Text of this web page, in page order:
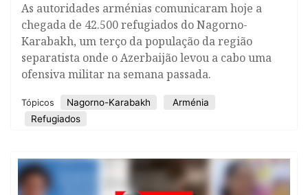
As autoridades arménias comunicaram hoje a
chegada de 42.500 refugiados do Nagorno-
Karabakh, um terço da população da região
separatista onde o Azerbaijão levou a cabo uma
ofensiva militar na semana passada.
Tópicos Nagorno-Karabakh
Arménia
Refugiados